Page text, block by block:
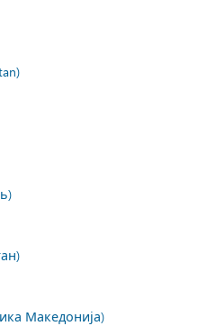
Македонија)